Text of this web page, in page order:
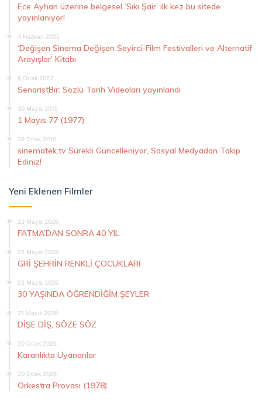
Ece Ayhan üzerine belgesel ‘Sıkı Şair’ ilk kez bu sitede
yayınlanıyor!
4 Haziran 2025
‘Değişen Sinema Değişen Seyirci-Film Festivalleri ve Alternatif
Arayışlar’ Kitabı
6 Ocak 2023
SenaristBir: Sözlü Tarih Videoları yayınlandı
30 Mayıs 2015
1 Mayıs 77 (1977)
26 Ocak 2015
sinematek.tv Sürekli Güncelleniyor, Sosyal Medyadan Takip
Ediniz!
Yeni Eklenen Filmler
23 Mayıs 2026
FATMA’DAN SONRA 40 YIL
22 Mayıs 2026
GRİ ŞEHRİN RENKLİ ÇOCUKLARI
22 Mayıs 2026
30 YAŞINDA ÖĞRENDİĞİM ŞEYLER
21 Mayıs 2026
DİŞE DİŞ, SÖZE SÖZ
20 Ocak 2026
Karanlıkta Uyananlar
20 Ocak 2026
Orkestra Provası (1978)